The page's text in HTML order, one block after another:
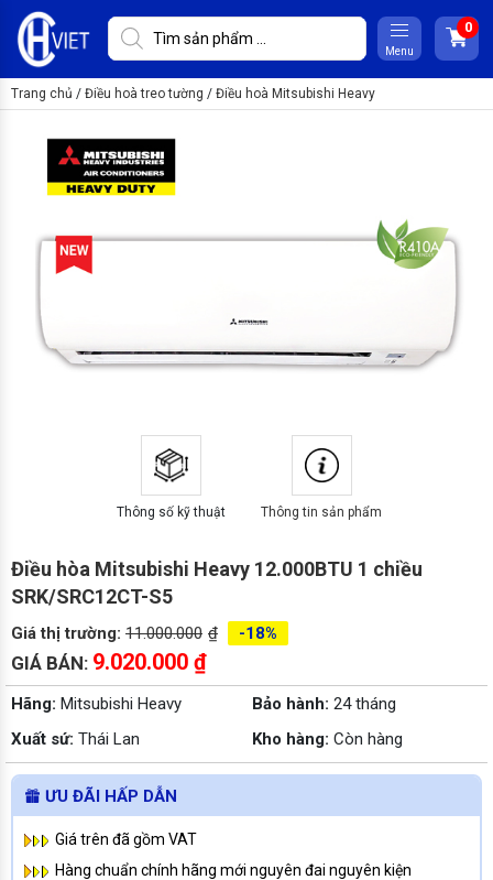
Menu
Trang chủ / Điều hoà treo tường / Điều hoà Mitsubishi Heavy
Thông số kỹ thuật Thông tin sản phẩm
Điều hòa Mitsubishi Heavy 12.000BTU 1 chiều
SRK/SRC12CT-S5
Giá thị trường: 11.000.000 ₫ -18%
GIÁ BÁN: 9.020.000 ₫
Hãng: Mitsubishi Heavy Bảo hành: 24 tháng
Xuất sứ: Thái Lan Kho hàng: Còn hàng
ƯU ĐÃI HẤP DẪN
Giá trên đã gồm VAT
Hàng chuẩn chính hãng mới nguyên đai nguyên kiện